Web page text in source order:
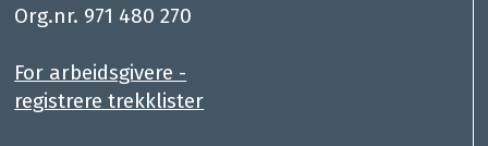
Org.nr. 971 480 270
For arbeidsgivere -
registrere trekklister